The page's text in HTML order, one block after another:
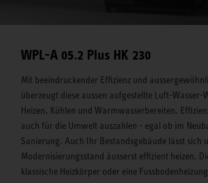
WPL-A 05.2 Plus HK 230
Mit beeindruckender Effizienz und
überzeugt diese aussen aufgestellte Luft-Wasser-
Heizen, Kühlen und Warmwasserbereiten.
auch für die Umwelt auszahlen - egal ob im
Sanierung. Auch Ihr Bestandsgebäude lässt sich
Modernisierungsstand äusserst effizient heizen.
klassische Heizkörper oder eine